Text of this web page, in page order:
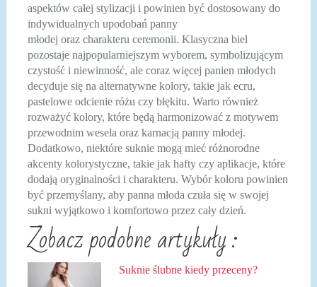
aspektów całej stylizacji i powinien być dostosowany do
indywidualnych upodobań panny
młodej oraz charakteru ceremonii. Klasyczna biel
pozostaje najpopularniejszym wyborem, symbolizującym
czystość i niewinność, ale coraz więcej panien młodych
decyduje się na alternatywne kolory, takie jak ecru,
pastelowe odcienie różu czy błękitu. Warto również
rozważyć kolory, które będą harmonizować z motywem
przewodnim wesela oraz karnacją panny młodej.
Dodatkowo, niektóre suknie mogą mieć różnorodne
akcenty kolorystyczne, takie jak hafty czy aplikacje, które
dodają oryginalności i charakteru. Wybór koloru powinien
być przemyślany, aby panna młoda czuła się w swojej
sukni wyjątkowo i komfortowo przez cały dzień.
Zobacz podobne artykuły :
Suknie ślubne kiedy przeceny?